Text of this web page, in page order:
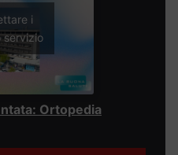
i
servizio
Ortopedia